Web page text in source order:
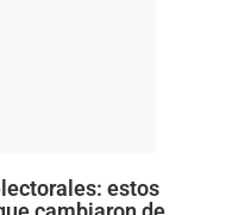
estos